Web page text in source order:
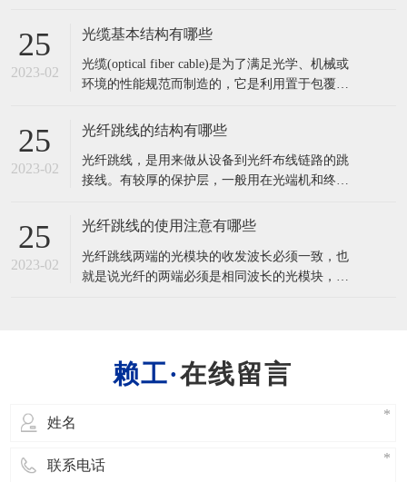
气工业协会为双绞线电缆定义的五种不同的质量
双绞线的部分性能加以改善后出现的电缆，不少
性能
25
2023-02
光缆基本结构有哪些
光缆(optical fiber cable)是为了满足光学、机械或
环境的性能规范而制造的，它是利用置于包覆护
或成组使用的通信线缆组件。光缆主要是由光导
料外皮构成，光缆内没有金、银、铜铝等金属，
一般无回收价值。
25
2023-02
光纤跳线的结构有哪些
光纤跳线，是用来做从设备到光纤布线链路的跳
接线。有较厚的保护层，一般用在光端机和终端
网、光纤数据传输以及局域网等一些领域。 光纤
器插头，用来实现光路活动连接;一端装有插头则
称为尾纤。光纤跳线（Optical
25
2023-02
光纤跳线的使用注意有哪些
光纤跳线两端的光模块的收发波长必须一致，也
就是说光纤的两端必须是相同波长的光模块，简
度弯曲和绕环，这样会增加光在传输过程的衰
在线留言